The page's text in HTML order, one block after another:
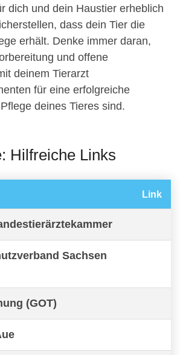
dich und dein Haustier erheblich
dass dein Tier die
erhält. Denke immer daran,
und offene
deinem Tierarzt
für eine erfolgreiche
deines Tieres sind.
Hilfreiche Links
Link
Sachsen
(GOT)